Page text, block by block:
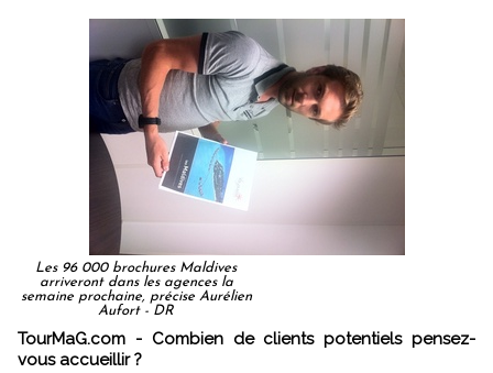
Les 96 000 brochures Maldives
arriveront dans les agences la
semaine prochaine, précise Aurélien
Aufort - DR
TourMaG.com - Combien de clients potentiels pensez-
vous accueillir ?